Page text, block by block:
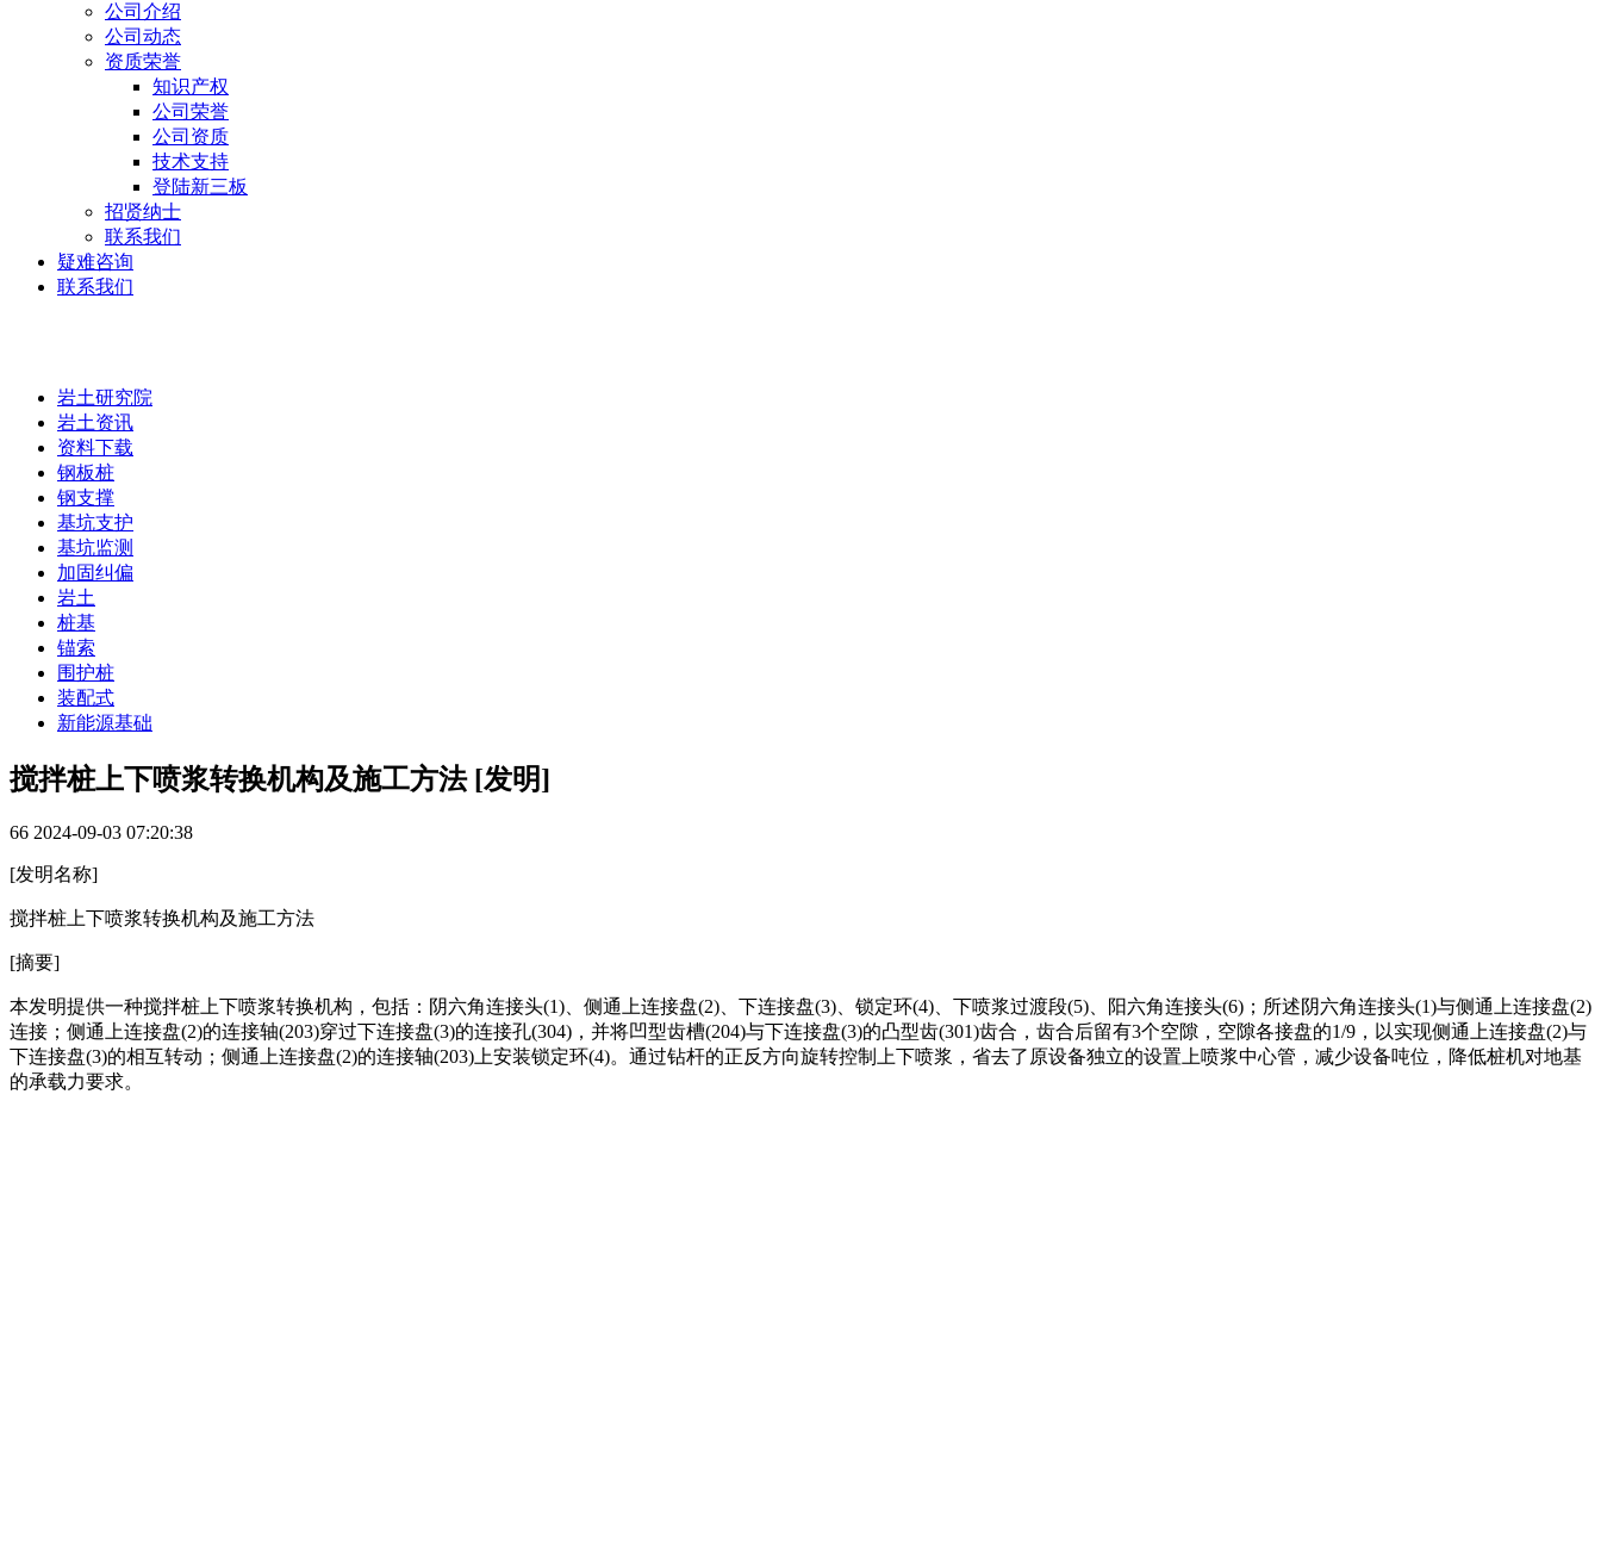
公司介绍
公司动态
资质荣誉
知识产权
公司荣誉
公司资质
技术支持
登陆新三板
招贤纳士
联系我们
疑难咨询
联系我们
岩土研究院
岩土资讯
资料下载
钢板桩
钢支撑
基坑支护
基坑监测
加固纠偏
岩土
桩基
锚索
围护桩
装配式
新能源基础
搅拌桩上下喷浆转换机构及施工方法 [发明]
66 2024-09-03 07:20:38
[发明名称]
搅拌桩上下喷浆转换机构及施工方法
[摘要]
本发明提供一种搅拌桩上下喷浆转换机构，包括：阴六角连接头(1)、侧通上连接盘(2)、下连接盘(3)、锁定环(4)、下喷浆过渡段(5)、阳六角连接头(6)；所述阴六角连接头(1)与侧通上连接盘(2)
连接；侧通上连接盘(2)的连接轴(203)穿过下连接盘(3)的连接孔(304)，并将凹型齿槽(204)与下连接盘(3)的凸型齿(301)齿合，齿合后留有3个空隙，空隙各接盘的1/9，以实现侧通上连接盘(2)与
下连接盘(3)的相互转动；侧通上连接盘(2)的连接轴(203)上安装锁定环(4)。通过钻杆的正反方向旋转控制上下喷浆，省去了原设备独立的设置上喷浆中心管，减少设备吨位，降低桩机对地基
的承载力要求。